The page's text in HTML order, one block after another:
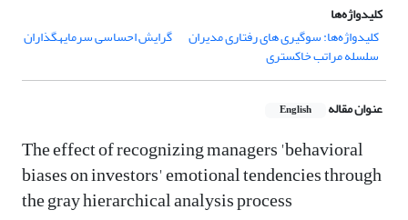
کلیدواژه‌ها
کلیدواژه‌ها: سوگیری های رفتاری مدیران
گرایش احساسی سرمایه‎گذاران
سلسله مراتب خاکستری
عنوان مقاله English
The effect of recognizing managers 'behavioral
biases on investors' emotional tendencies through
the gray hierarchical analysis process